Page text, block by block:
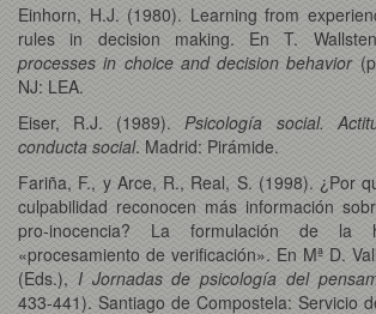
Einhorn, H.J. (1980). Learning from
rules in decision making. En T.
processes in choice and decision behavior
NJ: LEA.
Eiser, R.J. (1989).Psicología social.
conducta social. Madrid: Pirámide.
Fariña, F., y Arce, R., Real, S. (1998). ¿Por
culpabilidad reconocen más información
pro-inocencia? La formulación de la
«procesamiento de verificación». En Mª D.
(Eds.), I Jornadas de psicología del
433-441). Santiago de Compostela: Servicio